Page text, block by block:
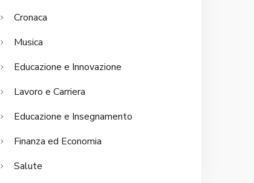
Cronaca
Musica
Educazione e Innovazione
Lavoro e Carriera
Educazione e Insegnamento
Finanza ed Economia
Salute